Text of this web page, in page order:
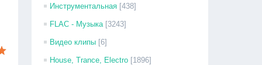
Инструментальная [438]
FLAC - Музыка [3243]
Видео клипы [6]
House, Trance, Electro [1896]